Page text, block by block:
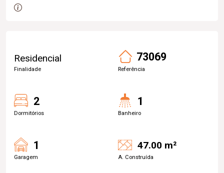
Residencial
Finalidade
73069
Referência
2
Dormitórios
1
Banheiro
1
Garagem
47.00 m²
A. Construída